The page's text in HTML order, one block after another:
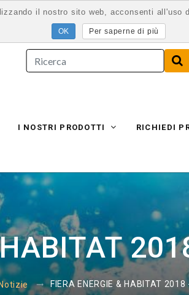
I NOSTRI PRODOTTI RICHIEDI
FIERA ENERGIE & HABITAT 2018
il nostro sito web, acconsenti all'uso
Per saperne di più